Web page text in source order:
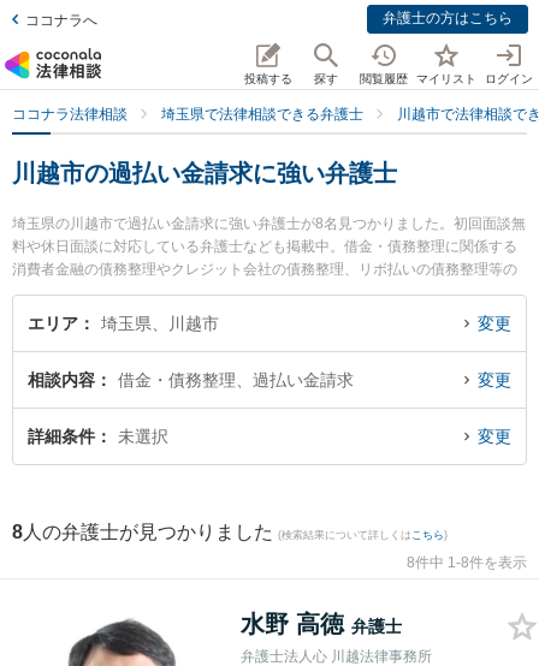
ココナラへ 弁護士の方はこちら
投稿する 探す 閲覧履歴 マイリスト ログイン
ココナラ法律相談 埼玉県で法律相談できる弁護士 川越市で法律相談で
川越市の過払い金請求に強い弁護士
埼玉県の川越市で過払い金請求に強い弁護士が8名見つかりました。初回面談無
料や休日面談に対応している弁護士なども掲載中。借金・債務整理に関係する
消費者金融の債務整理やクレジット会社の債務整理、リボ払いの債務整理等の
細かな分野での絞り込み検索もでき便利です。特に弁護士法人心 川越法律事務
所の水野 高徳弁護士や南古谷法律事務所の遠藤 浩紀弁護士、弁護士法人ポート
ブルを今すぐに弁護士に相談したい』『過払い金請求のトラブル解決の実績豊
富な近くの弁護士を検索したい』『初回相談無料で過払い金請求を法律相談で
きる川越市内の弁護士に相談予約したい』などでお困りの相談者さんにおすす
エリア 埼玉県、川越市 変更
相談内容 借金・債務整理、過払い金請求 変更
詳細条件 未選択 変更
8 人の弁護士が見つかりました (検索結果について詳しくは こちら)
8件中 1-8件を表示
水野 高徳 弁護士
弁護士法人心 川越法律事務所